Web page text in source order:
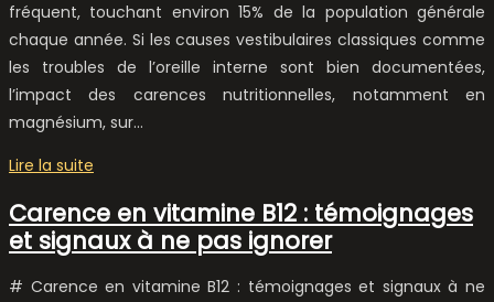
fréquent, touchant environ 15% de la population générale
chaque année. Si les causes vestibulaires classiques comme
les troubles de l’oreille interne sont bien documentées,
l’impact des carences nutritionnelles, notamment en
magnésium, sur…
Lire la suite
Carence en vitamine B12 : témoignages
et signaux à ne pas ignorer
# Carence en vitamine B12 : témoignages et signaux à ne